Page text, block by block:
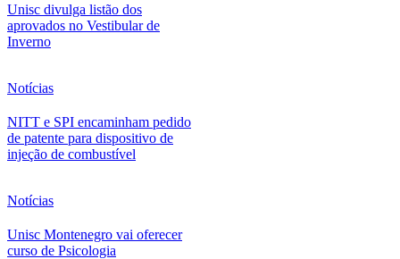
Unisc divulga listão dos
aprovados no Vestibular de
Inverno
Notícias
NITT e SPI encaminham pedido
de patente para dispositivo de
injeção de combustível
Notícias
Unisc Montenegro vai oferecer
curso de Psicologia